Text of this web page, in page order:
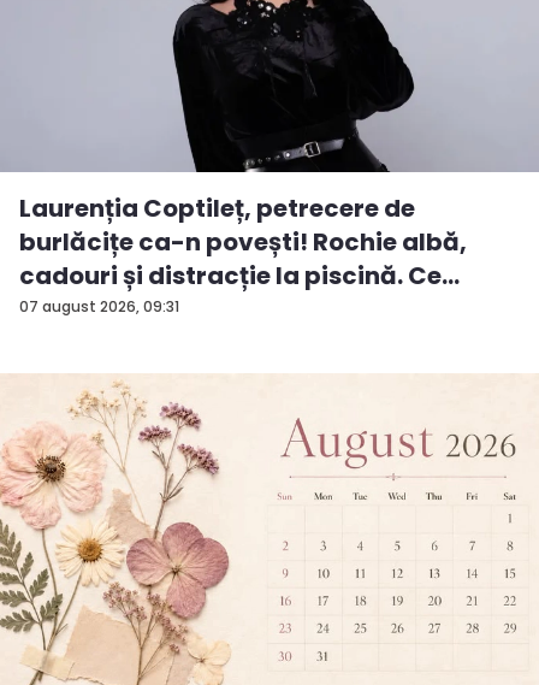
07 august 2026, 09:31
Laurenția Coptileț, petrecere de
burlăcițe ca-n povești! Rochie albă,
cadouri și distracție la piscină. Ce
surp...